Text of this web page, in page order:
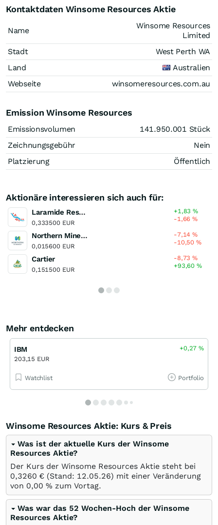
Kontaktdaten Winsome Resources Aktie
Name
Winsome Resources
Limited
Stadt
West Perth WA
Land
Australien
Webseite
winsomeresources.com.au
Emission Winsome Resources
Emissionsvolumen 141.950.001 Stück
Zeichnungsgebühr
Nein
Platzierung
Öffentlich
Aktionäre interessieren sich auch für:
Laramide Resources
0,333500 EUR
+1,83%
-1,66%
Northern Minerals
0,015600 EUR
-7,14%
-10,50%
Cartier
0,151500 EUR
-8,73%
+93,60%
Mehr entdecken
IBM
203,15 EUR
+0,27%
Watchlist Portfolio
Winsome Resources Aktie: Kurs & Preis
Was ist der aktuelle Kurs der Winsome
Resources Aktie?
Der Kurs der Winsome Resources Aktie steht bei
0,3260 € (Stand: 12.05.26) mit einer Veränderung
von 0,00 % zum Vortag.
Was war das 52 Wochen-Hoch der Winsome
Resources Aktie?